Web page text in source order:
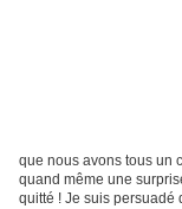
que nous avons tous un
quand même une
quitté ! Je suis persuadé